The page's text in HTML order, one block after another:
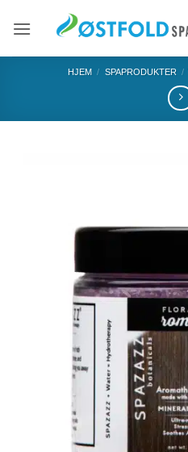
HJEM / SPAPRODUKTER /